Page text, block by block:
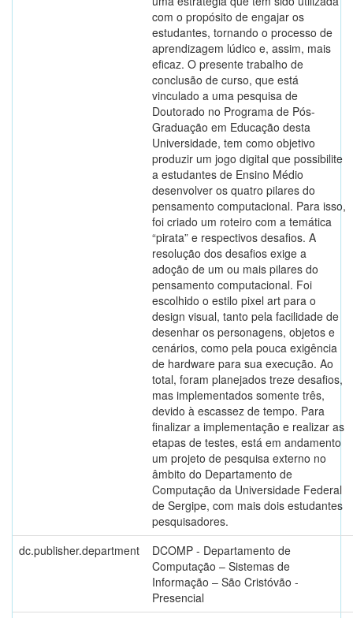
com o propósito de engajar os
estudantes, tornando o processo de
aprendizagem lúdico e, assim, mais
eficaz. O presente trabalho de
conclusão de curso, que está
vinculado a uma pesquisa de
Doutorado no Programa de Pós-
Graduação em Educação desta
Universidade, tem como objetivo
produzir um jogo digital que possibilite
a estudantes de Ensino Médio
desenvolver os quatro pilares do
pensamento computacional. Para isso,
foi criado um roteiro com a temática
“pirata” e respectivos desafios. A
resolução dos desafios exige a
adoção de um ou mais pilares do
pensamento computacional. Foi
escolhido o estilo pixel art para o
design visual, tanto pela facilidade de
desenhar os personagens, objetos e
cenários, como pela pouca exigência
de hardware para sua execução. Ao
total, foram planejados treze desafios,
mas implementados somente três,
devido à escassez de tempo. Para
finalizar a implementação e realizar as
etapas de testes, está em andamento
um projeto de pesquisa externo no
âmbito do Departamento de
Computação da Universidade Federal
de Sergipe, com mais dois estudantes
pesquisadores.
dc.publisher.department
DCOMP - Departamento de
Computação – Sistemas de
Informação – São Cristóvão -
Presencial